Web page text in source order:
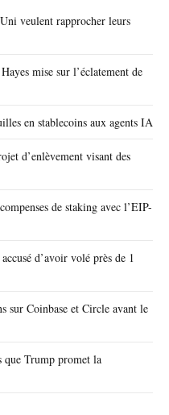
veulent rapprocher leurs
mise sur l’éclatement de
en stablecoins aux agents IA
d’enlèvement visant des
de staking avec l’EIP-
d’avoir volé près de 1
sur Coinbase et Circle avant le
que Trump promet la